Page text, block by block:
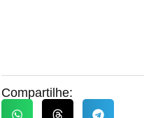
Compartilhe: